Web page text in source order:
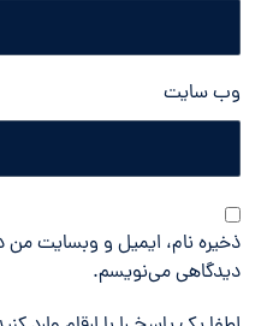
وب‌ سایت
ذخیره نام، ایمیل و وبسایت من
دیدگاهی می‌نویسم.